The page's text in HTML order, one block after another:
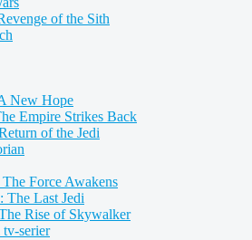
of the Sith
New Hope
Empire Strikes Back
of the Jedi
Force Awakens
The Last Jedi
Rise of Skywalker
serier